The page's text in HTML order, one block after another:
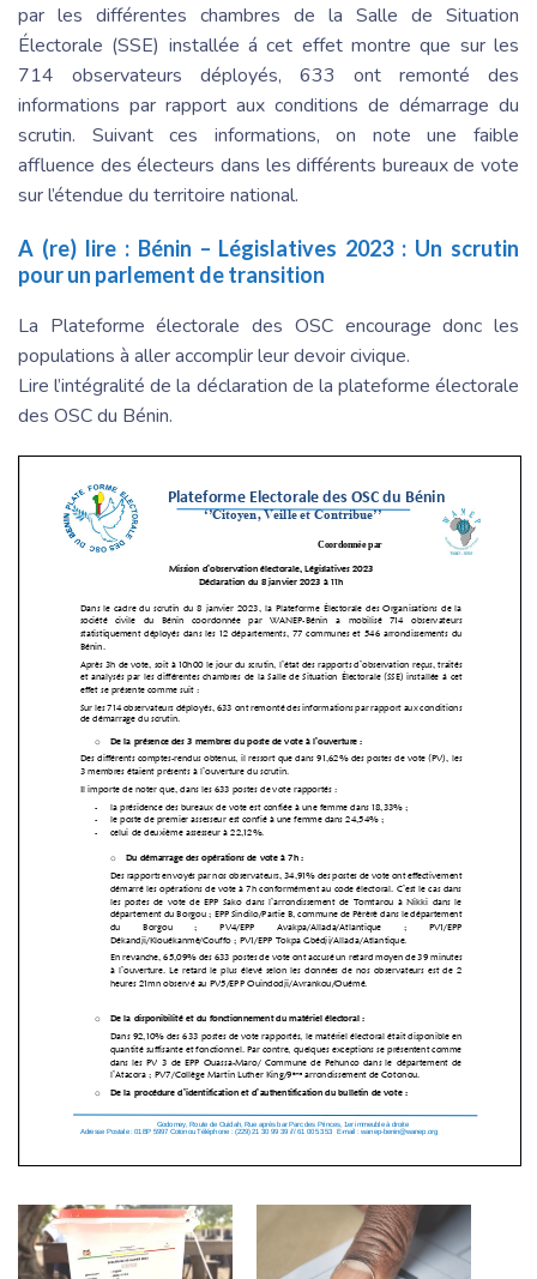
par les différentes chambres de la Salle de Situation
Électorale (SSE) installée á cet effet montre que sur les
714 observateurs déployés, 633 ont remonté des
informations par rapport aux conditions de démarrage du
scrutin. Suivant ces informations, on note une faible
affluence des électeurs dans les différents bureaux de vote
sur l’étendue du territoire national.
A (re) lire : Bénin – Législatives 2023 : Un scrutin
pour un parlement de transition
La Plateforme électorale des OSC encourage donc les
populations à aller accomplir leur devoir civique.
Lire l’intégralité de la déclaration de la plateforme électorale
des OSC du Bénin.